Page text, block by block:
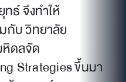
ธ์ จึงทำให้
กับ วิทยาลัย
ดลจัด
Strategies ขึ้นมา